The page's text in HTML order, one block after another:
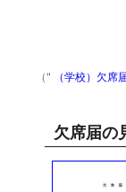
（" （学校）欠席
欠席届の